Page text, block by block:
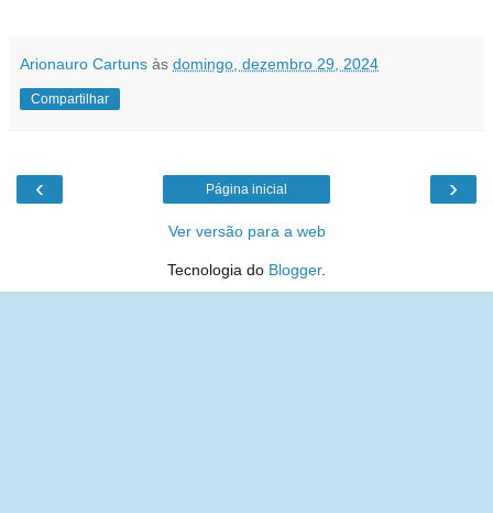
Arionauro Cartuns às domingo, dezembro 29, 2024
Compartilhar
‹ ›
Página inicial
Ver versão para a web
Tecnologia do Blogger.